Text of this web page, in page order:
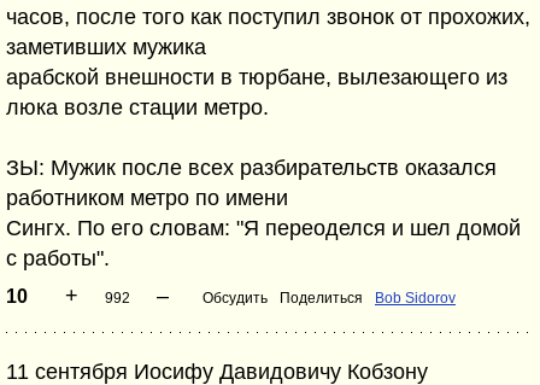
часов, после того как поступил звонок от прохожих,
заметивших мужика
арабской внешности в тюрбане, вылезающего из
люка возле стации метро.
ЗЫ: Мужик после всех разбирательств оказался
работником метро по имени
Сингх. По его словам: "Я переоделся и шел домой
с работы".
10 + 992 – Обсудить Поделиться Bob Sidorov
11 сентября Иосифу Давидовичу Кобзону